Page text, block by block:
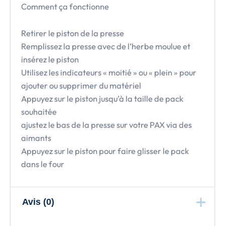
Comment ça fonctionne
Retirer le piston de la presse
Remplissez la presse avec de l’herbe moulue et
insérez le piston
Utilisez les indicateurs « moitié » ou « plein » pour
ajouter ou supprimer du matériel
Appuyez sur le piston jusqu’à la taille de pack
souhaitée
ajustez le bas de la presse sur votre PAX via des
aimants
Appuyez sur le piston pour faire glisser le pack
dans le four
Avis (0)